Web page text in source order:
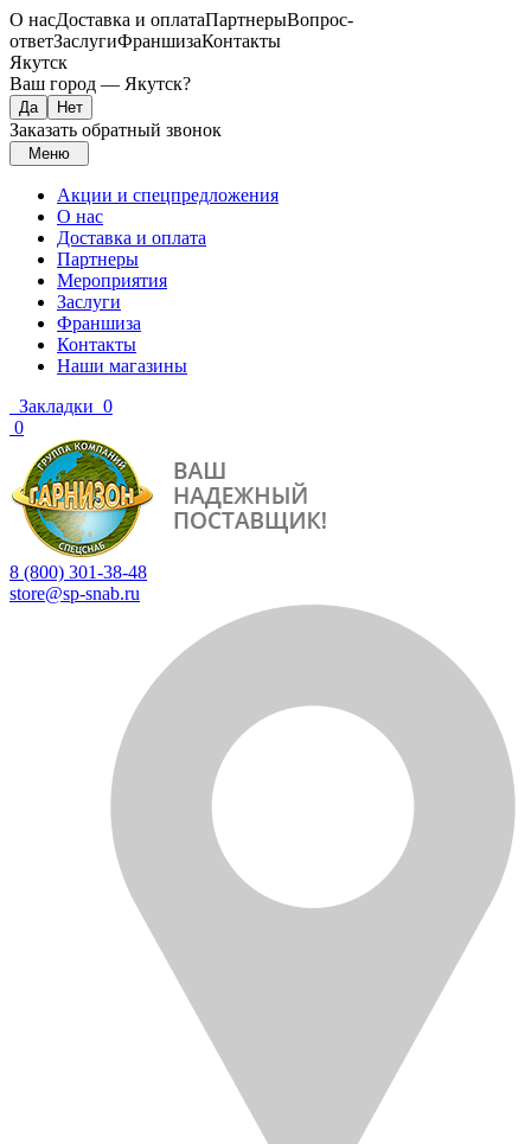
О насДоставка и оплатаПартнерыВопрос-
ответЗаслугиФраншизаКонтакты
Якутск
Ваш город — Якутск?
Заказать обратный звонок
Меню
Акции и спецпредложения
О нас
Доставка и оплата
Партнеры
Мероприятия
Заслуги
Франшиза
Контакты
Наши магазины
Закладки 0
0
8 (800) 301-38-48
store@sp-snab.ru